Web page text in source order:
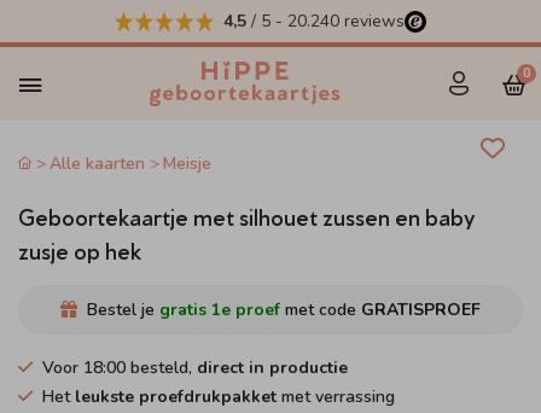
4,5 / 5 - 20.240 reviews
0
Alle kaarten Meisje
Geboortekaartje met silhouet zussen en baby
zusje op hek
Bestel je gratis 1e proef met code GRATISPROEF
Voor 18:00 besteld, direct in productie
Het leukste proefdrukpakket met verrassing